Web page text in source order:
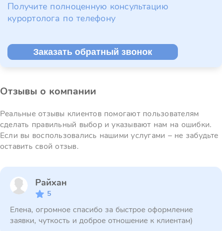
Получите полноценную консультацию
курортолога по телефону
Заказать обратный звонок
Отзывы о компании
Реальные отзывы клиентов помогают пользователям
сделать правильный выбор и указывают нам на ошибки.
Если вы воспользовались нашими услугами – не забудьте
оставить свой отзыв.
Райхан
5
Елена, огромное спасибо за быстрое оформление
заявки, чуткость и доброе отношение к клиентам)